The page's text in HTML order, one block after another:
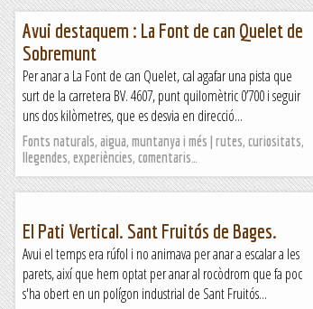
Avui destaquem : La Font de can Quelet de
Sobremunt
Per anar a La Font de can Quelet, cal agafar una pista que
surt de la carretera BV. 4607, punt quilomètric 0’700 i seguir
uns dos kilòmetres, que es desvia en direcció...
Fonts naturals, aigua, muntanya i més | rutes, curiositats,
llegendes, experiències, comentaris…
El Pati Vertical. Sant Fruitós de Bages.
Avui el temps era rúfol i no animava per anar a escalar a les
parets, així que hem optat per anar al rocòdrom que fa poc
s'ha obert en un polígon industrial de Sant Fruitós...